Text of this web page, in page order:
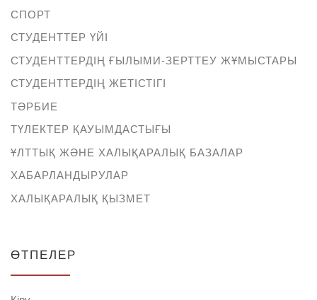
СПОРТ
СТУДЕНТТЕР ҮЙІ
СТУДЕНТТЕРДІҢ ҒЫЛЫМИ-ЗЕРТТЕУ ЖҰМЫСТАРЫ
СТУДЕНТТЕРДІҢ ЖЕТІСТІГІ
ТӘРБИЕ
ТҮЛЕКТЕР ҚАУЫМДАСТЫҒЫ
ҰЛТТЫҚ ЖӘНЕ ХАЛЫҚАРАЛЫҚ БАЗАЛАР
ХАБАРЛАНДЫРУЛАР
ХАЛЫҚАРАЛЫҚ ҚЫЗМЕТ
ӨТПЕЛЕР